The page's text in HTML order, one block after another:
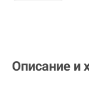
Описание и